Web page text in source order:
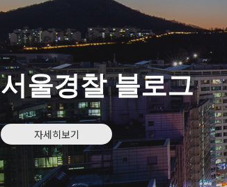
서울경찰 블로그
자세히보기